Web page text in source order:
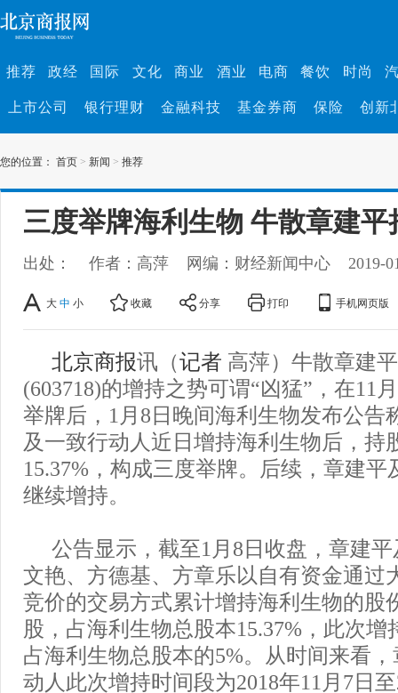
推荐 政经 国际 文化 商业 酒业 电商 餐饮 时尚
上市公司 银行理财 金融科技 基金券商 保险 创新
您的位置： 首页 > 新闻 > 推荐
三度举牌海利生物 牛散章建平
出处： 作者：高萍 网编：财经新闻中心 2019-
大 中 小 收藏 分享 打印 手机网页版
北京商报讯（记者 高萍）牛散章建
(603718)的增持之势可谓“凶猛”，在11
举牌后，1月8日晚间海利生物发布公告
及一致行动人近日增持海利生物后，持
15.37%，构成三度举牌。后续，章建平
继续增持。
公告显示，截至1月8日收盘，章建
文艳、方德基、方章乐以自有资金通过
竞价的交易方式累计增持海利生物的股
股，占海利生物总股本15.37%，此次增
占海利生物总股本的5%。从时间来看
动人此次增持时间段为2018年11月7日